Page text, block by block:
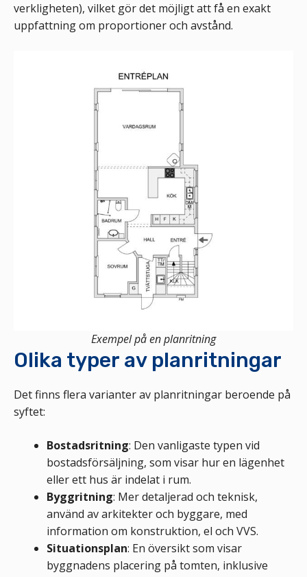
verkligheten), vilket gör det möjligt att få en exakt
uppfattning om proportioner och avstånd.
Exempel på en planritning
Olika typer av planritningar
Det finns flera varianter av planritningar beroende på
syftet:
Bostadsritning: Den vanligaste typen vid
bostadsförsäljning, som visar hur en lägenhet
eller ett hus är indelat i rum.
Byggritning: Mer detaljerad och teknisk,
använd av arkitekter och byggare, med
information om konstruktion, el och VVS.
Situationsplan: En översikt som visar
byggnadens placering på tomten, inklusive